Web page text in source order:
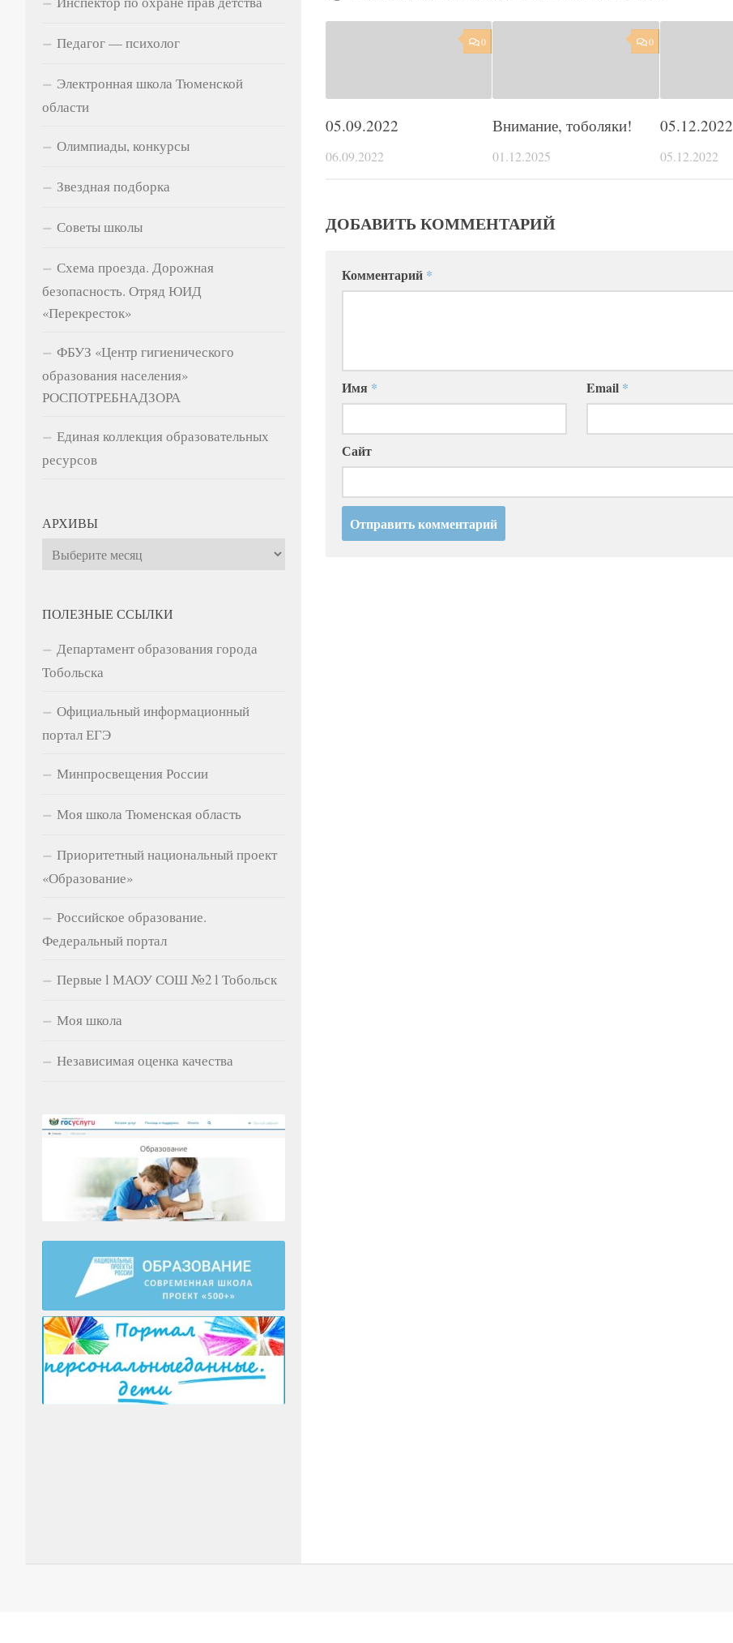
0
05.09.2022
06.09.2022
0
Внимание, тоболяки!
01.12.2025
05.12.2022
05.12.2022
ДОБАВИТЬ КОММЕНТАРИЙ
Комментарий *
Имя * Email *
Сайт
Педагог — психолог
Электронная школа Тюменской
области
Олимпиады, конкурсы
Звездная подборка
Советы школы
Схема проезда. Дорожная
безопасность. Отряд ЮИД
«Перекресток»
ФБУЗ «Центр гигиенического
образования населения»
РОСПОТРЕБНАДЗОРА
Единая коллекция образовательных
ресурсов
АРХИВЫ
Архивы
ПОЛЕЗНЫЕ ССЫЛКИ
Департамент образования города
Тобольска
Официальный информационный
портал ЕГЭ
Минпросвещения России
Моя школа Тюменская область
Приоритетный национальный проект
«Образование»
Российское образование.
Федеральный портал
Первые l МАОУ СОШ №2 l Тобольск
Моя школа
Независимая оценка качества